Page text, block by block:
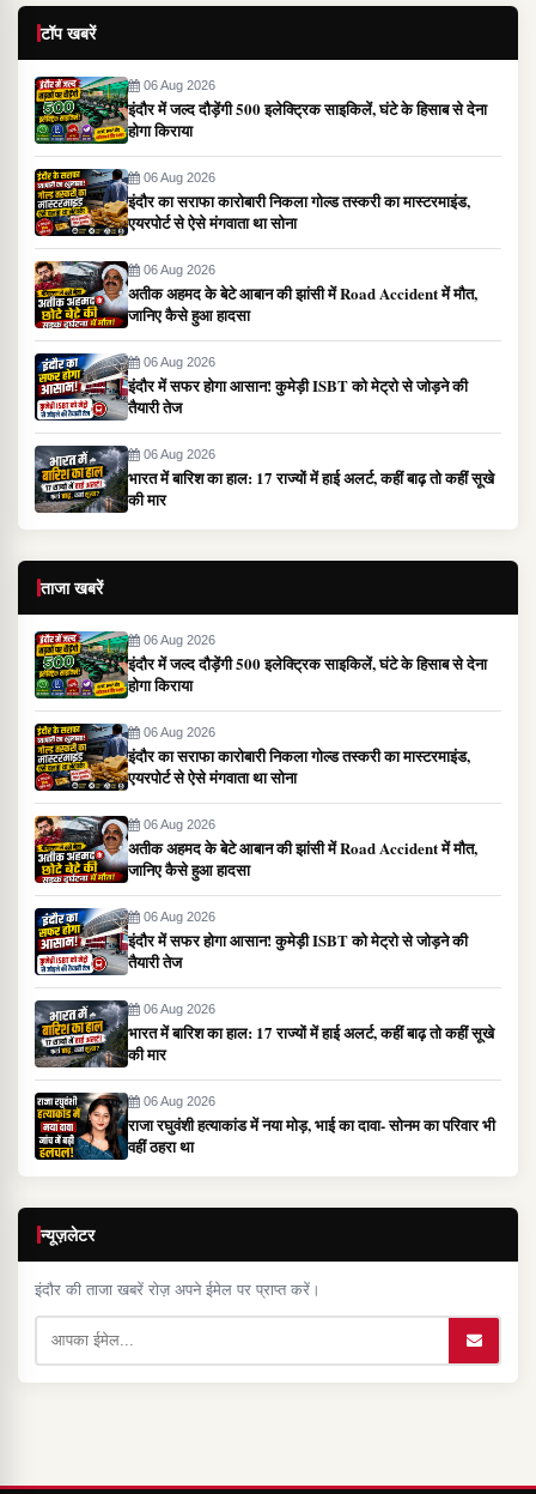
टॉप खबरें
06 Aug 2026
इंदौर में जल्द दौड़ेंगी 500 इलेक्ट्रिक साइकिलें, घंटे के हिसाब से देना
होगा किराया
06 Aug 2026
इंदौर का सराफा कारोबारी निकला गोल्ड तस्करी का मास्टरमाइंड,
एयरपोर्ट से ऐसे मंगवाता था सोना
06 Aug 2026
अतीक अहमद के बेटे आबान की झांसी में Road Accident में मौत,
जानिए कैसे हुआ हादसा
06 Aug 2026
इंदौर में सफर होगा आसान! कुमेड़ी ISBT को मेट्रो से जोड़ने की
तैयारी तेज
06 Aug 2026
भारत में बारिश का हाल: 17 राज्यों में हाई अलर्ट, कहीं बाढ़ तो कहीं सूखे
की मार
ताजा खबरें
06 Aug 2026
इंदौर में जल्द दौड़ेंगी 500 इलेक्ट्रिक साइकिलें, घंटे के हिसाब से देना
होगा किराया
06 Aug 2026
इंदौर का सराफा कारोबारी निकला गोल्ड तस्करी का मास्टरमाइंड,
एयरपोर्ट से ऐसे मंगवाता था सोना
06 Aug 2026
अतीक अहमद के बेटे आबान की झांसी में Road Accident में मौत,
जानिए कैसे हुआ हादसा
06 Aug 2026
इंदौर में सफर होगा आसान! कुमेड़ी ISBT को मेट्रो से जोड़ने की
तैयारी तेज
06 Aug 2026
भारत में बारिश का हाल: 17 राज्यों में हाई अलर्ट, कहीं बाढ़ तो कहीं सूखे
की मार
06 Aug 2026
राजा रघुवंशी हत्याकांड में नया मोड़, भाई का दावा- सोनम का परिवार भी
वहीं ठहरा था
न्यूज़लेटर
इंदौर की ताजा खबरें रोज़ अपने ईमेल पर प्राप्त करें।